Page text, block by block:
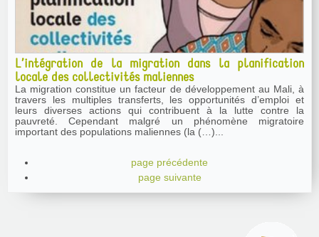
L’intégration de la migration dans la planification
locale des collectivités maliennes
La migration constitue un facteur de développement au Mali, à
travers les multiples transferts, les opportunités d’emploi et
leurs diverses actions qui contribuent à la lutte contre la
pauvreté. Cependant malgré un phénomène migratoire
important des populations maliennes (la (…)...
page précédente
page suivante